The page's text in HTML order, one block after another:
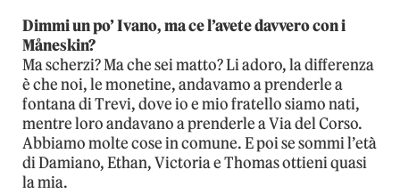
Dimmi un po’ Ivano, ma ce l’avete davvero con i
Måneskin?
Ma scherzi? Ma che sei matto? Li adoro, la differenza
è che noi, le monetine, andavamo a prenderle a
fontana di Trevi, dove io e mio fratello siamo nati,
mentre loro andavano a prenderle a Via del Corso.
Abbiamo molte cose in comune. E poi se sommi l’età
di Damiano, Ethan, Victoria e Thomas ottieni quasi
la mia.